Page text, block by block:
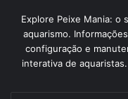
Explore Peixe Mania: o
aquarismo.
configuração e
interativa de